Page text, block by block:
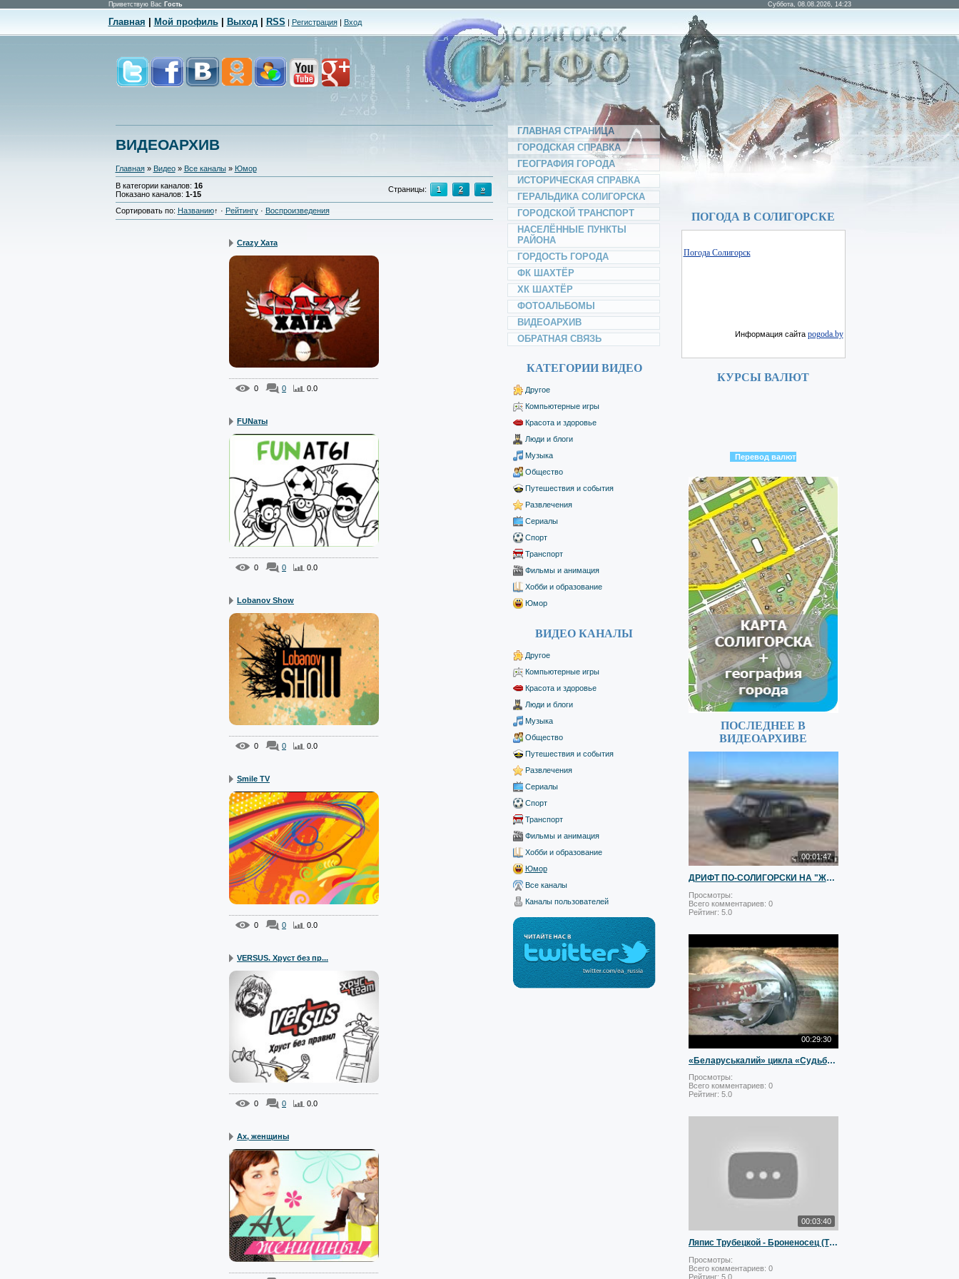
Приветствую Вас Гость Суббота, 08.08.2026, 14:23
Главная Мой профиль| Выход| RSS | Регистрация| Вход
ВИДЕОАРХИВ
Главная» Видео» Все каналы» Юмор
В категории каналов: 16
Показано каналов: 1-15
Страницы: 1 2 »
Сортировать по: Названию↑ · Рейтингу· Воспроизведения
Crazy Хата
0 0 0.0
FUNаты
0 0 0.0
Lobanov Show
0 0 0.0
Smile TV
0 0 0.0
VERSUS. Хруст без пр...
0 0 0.0
Ах, женщины
ГЛАВНАЯ СТРАНИЦА
ГОРОДСКАЯ СПРАВКА
ГЕОГРАФИЯ ГОРОДА
ИСТОРИЧЕСКАЯ СПРАВКА
ГЕРАЛЬДИКА СОЛИГОРСКА
ГОРОДСКОЙ ТРАНСПОРТ
НАСЕЛЁННЫЕ ПУНКТЫ
РАЙОНА
ГОРДОСТЬ ГОРОДА
ФК ШАХТЁР
ХК ШАХТЁР
ФОТОАЛЬБОМЫ
ВИДЕОАРХИВ
ОБРАТНАЯ СВЯЗЬ
КАТЕГОРИИ ВИДЕО
Другое
Компьютерные игры
Красота и здоровье
Люди и блоги
Музыка
Общество
Путешествия и события
Развлечения
Сериалы
Спорт
Транспорт
Фильмы и анимация
Хобби и образование
Юмор
ВИДЕО КАНАЛЫ
Другое
Компьютерные игры
Красота и здоровье
Люди и блоги
Музыка
Общество
Путешествия и события
Развлечения
Сериалы
Спорт
Транспорт
Фильмы и анимация
Хобби и образование
Юмор
Все каналы
Каналы пользователей
ПОГОДА В СОЛИГОРСКЕ
Погода Солигорск
Информация сайта pogoda.by
КУРСЫ ВАЛЮТ
Перевод валют
ПОСЛЕДНЕЕ В
ВИДЕОАРХИВЕ
00:01:47
ДРИФТ ПО-СОЛИГОРСКИ НА "ЖИГЕ":)
Просмотры:
Всего комментариев: 0
Рейтинг: 5.0
00:29:30
«Беларуськалий» цикла «Судьба гигантов»
Просмотры:
Всего комментариев: 0
Рейтинг: 5.0
00:03:40
Ляпис Трубецкой - Броненосец (Ты ни при чём?)
Просмотры:
Всего комментариев: 0
Рейтинг: 5.0